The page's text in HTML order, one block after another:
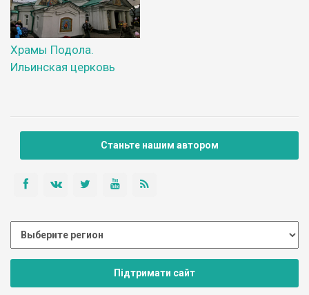
Храмы Подола.
Ильинская церковь
Станьте нашим автором
Підтримати сайт